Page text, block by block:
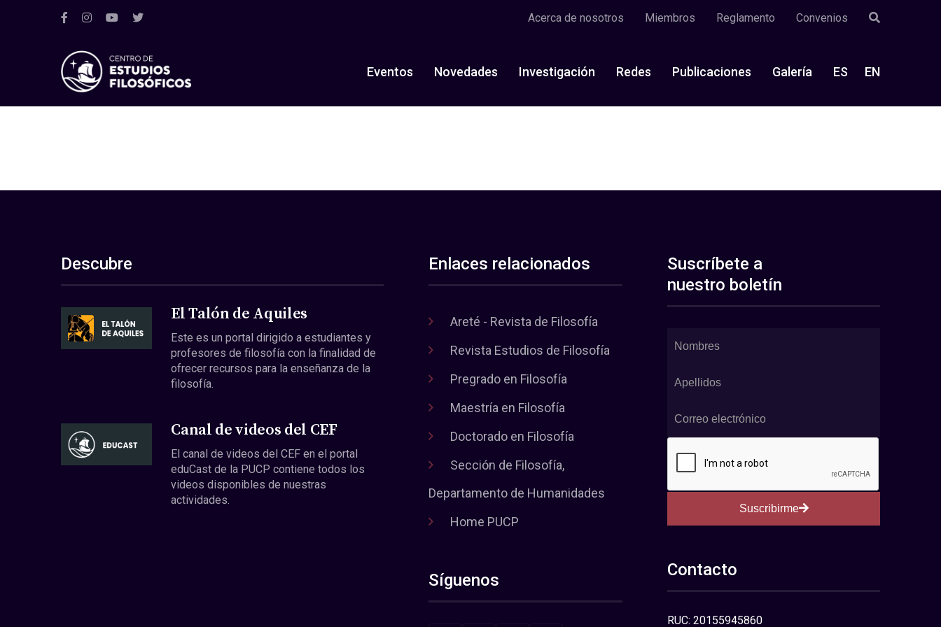
Acerca de nosotros Miembros Reglamento Convenios
Eventos Novedades Investigación Redes Publicaciones Galería ES EN
Descubre
El Talón de Aquiles
Este es un portal dirigido a estudiantes y
profesores de filosofía con la finalidad de
ofrecer recursos para la enseñanza de la
filosofía.
Canal de videos del CEF
El canal de videos del CEF en el portal
eduCast de la PUCP contiene todos los
videos disponibles de nuestras
actividades.
Enlaces relacionados
Areté - Revista de Filosofía
Revista Estudios de Filosofía
Pregrado en Filosofía
Maestría en Filosofía
Doctorado en Filosofía
Sección de Filosofía,
Departamento de Humanidades
Home PUCP
Síguenos
Suscríbete a
nuestro boletín
Suscribirme
Contacto
RUC: 20155945860